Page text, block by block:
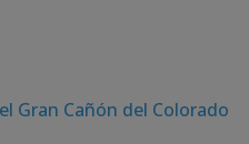
Gran Cañón del Colorado